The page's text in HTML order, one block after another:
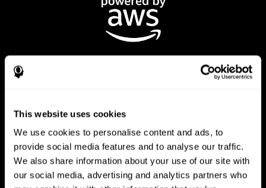
This website uses cookies
We use cookies to personalise content and ads, to
provide social media features and to analyse our traffic.
We also share information about your use of our site with
our social media, advertising and analytics partners who
تطبيق CogniFit